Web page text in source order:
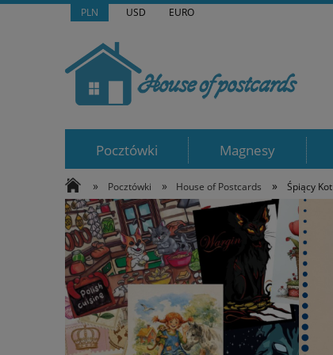
PLN USD EURO
Pocztówki Magnesy
» Pocztówki » House of Postcards » Śpiący Kot